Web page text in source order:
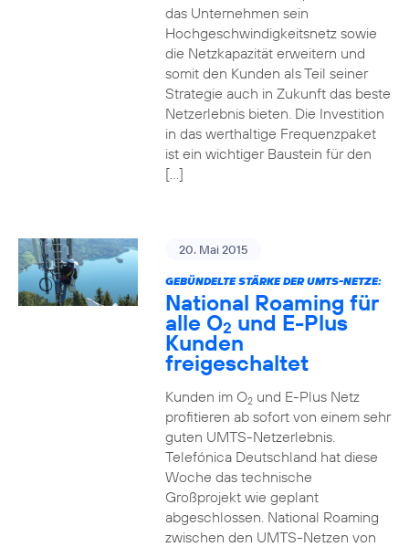
das Unternehmen sein
Hochgeschwindigkeitsnetz sowie
die Netzkapazität erweitern und
somit den Kunden als Teil seiner
Strategie auch in Zukunft das beste
Netzerlebnis bieten. Die Investition
in das werthaltige Frequenzpaket
ist ein wichtiger Baustein für den
[…]
20. Mai 2015
GEBÜNDELTE STÄRKE DER UMTS-NETZE:
National Roaming für
alle O2 und E-Plus
Kunden
freigeschaltet
Kunden im O2und E-Plus Netz
profitieren ab sofort von einem sehr
guten UMTS-Netzerlebnis.
Telefónica Deutschland hat diese
Woche das technische
Großprojekt wie geplant
abgeschlossen. National Roaming
zwischen den UMTS-Netzen von